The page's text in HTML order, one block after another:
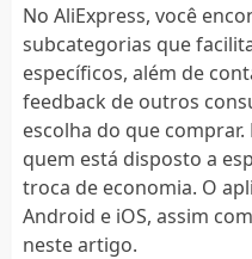
No AliExpress, você
subcategorias que
específicos, além de
feedback de outros
escolha do que
quem está disposto a
troca de economia. O
Android e iOS, assim
neste artigo.